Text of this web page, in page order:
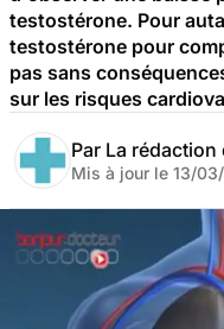
testostérone. Pour
testostérone pour
pas sans
sur les risques
Par La
Mis à jour le 13/